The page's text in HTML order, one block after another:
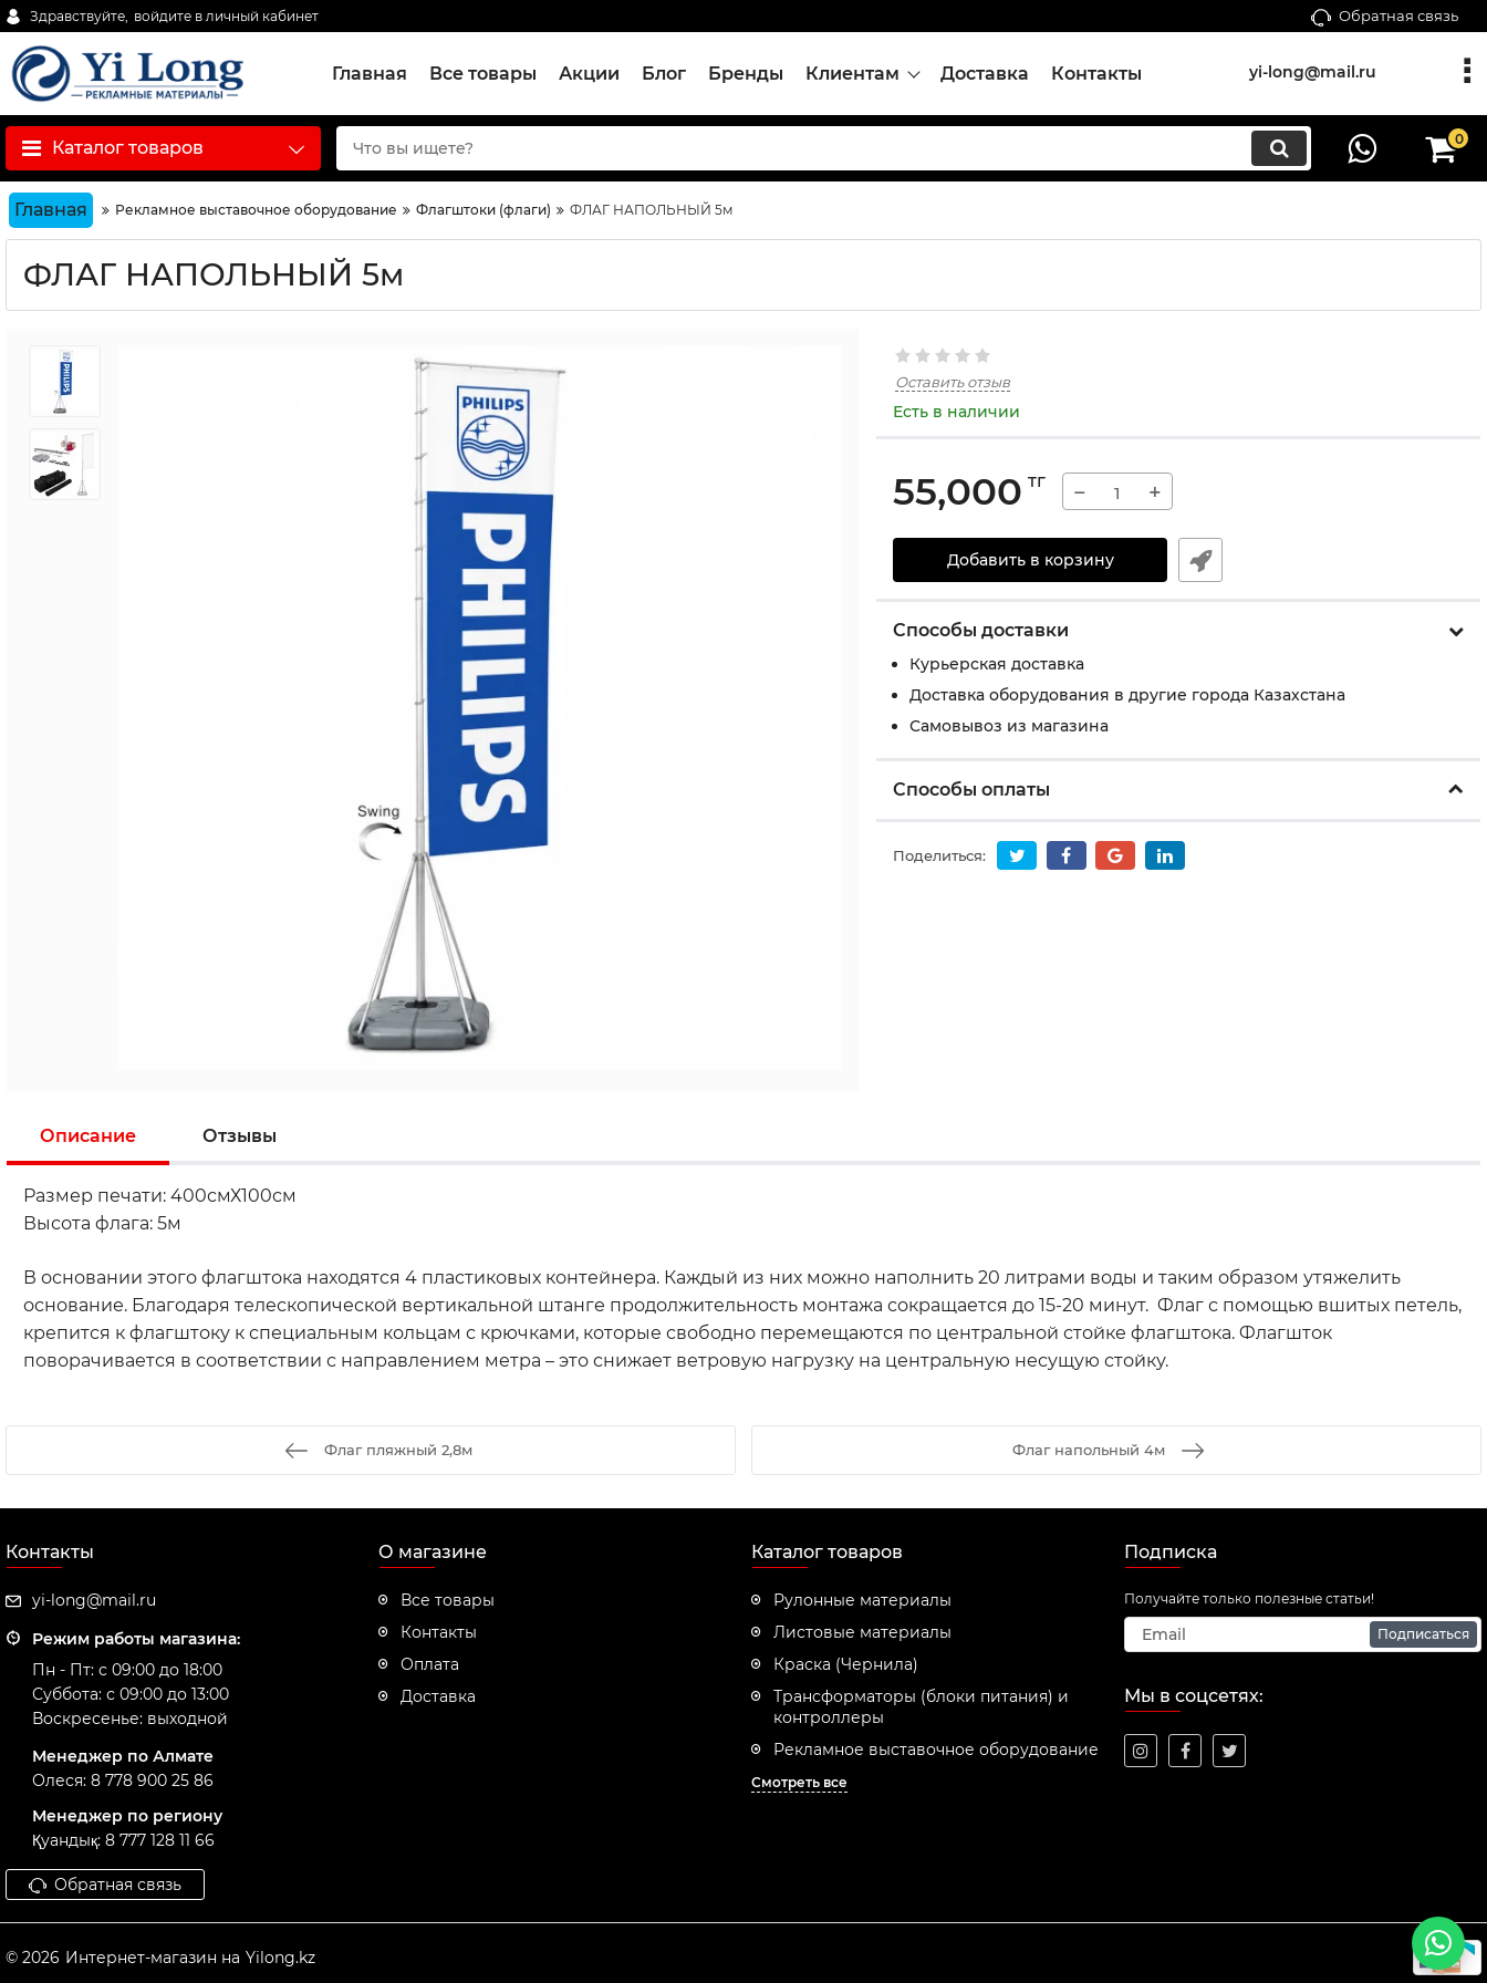
Здравствуйте, войдите в личный кабинет Обратная связь
Главная Все товары Акции Блог Бренды Клиентам Доставка Контакты yi-long@mail.ru
Каталог товаров 0
Главная Рекламное выставочное оборудование Флагштоки (флаги) ФЛАГ НАПОЛЬНЫЙ 5м
ФЛАГ НАПОЛЬНЫЙ 5м
Оставить отзыв
Есть в наличии
55,000 тг − +
Добавить в корзину
Способы доставки
Курьерская доставка
Доставка оборудования в другие города Казахстана
Самовывоз из магазина
Способы оплаты
Поделиться:
Описание Отзывы
Размер печати: 400смХ100см
Высота флага: 5м
В основании этого флагштока находятся 4 пластиковых контейнера. Каждый из них можно наполнить 20 литрами воды и таким образом утяжелить
основание. Благодаря телескопической вертикальной штанге продолжительность монтажа сокращается до 15-20 минут. Флаг с помощью вшитых петель,
крепится к флагштоку к специальным кольцам с крючками, которые свободно перемещаются по центральной стойке флагштока. Флагшток
поворачивается в соответствии с направлением метра – это снижает ветровую нагрузку на центральную несущую стойку.
Флаг пляжный 2,8м Флаг напольный 4м
Контакты
yi-long@mail.ru
Режим работы магазина:
Пн - Пт: с 09:00 до 18:00
Суббота: с 09:00 до 13:00
Воскресенье: выходной
Менеджер по Алмате
Олеся: 8 778 900 25 86
Менеджер по региону
Қуандық: 8 777 128 11 66
Обратная связь
О магазине
Все товары
Контакты
Оплата
Доставка
Каталог товаров
Рулонные материалы
Листовые материалы
Краска (Чернила)
Трансформаторы (блоки питания) и
контроллеры
Рекламное выставочное оборудование
Смотреть все
Подписка
Получайте только полезные статьи!
Подписаться
Мы в соцсетях:
© 2026 Интернет-магазин на Yilong.kz